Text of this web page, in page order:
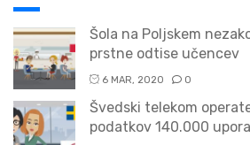
Šola na Poljskem
prstne odtise učencev
6 MAR, 2020 0
Švedski telekom
podatkov 140.000